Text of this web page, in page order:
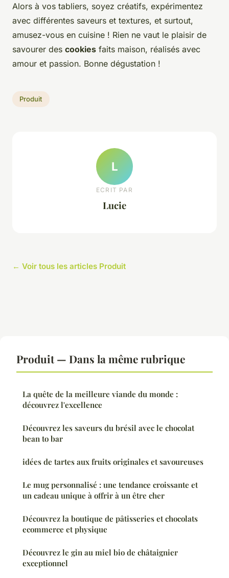
Alors à vos tabliers, soyez créatifs, expérimentez
avec différentes saveurs et textures, et surtout,
amusez-vous en cuisine ! Rien ne vaut le plaisir de
savourer des cookies faits maison, réalisés avec
amour et passion. Bonne dégustation !
Produit
L
ECRIT PAR
Lucie
← Voir tous les articles Produit
Produit — Dans la même rubrique
La quête de la meilleure viande du monde :
découvrez l'excellence
Découvrez les saveurs du brésil avec le chocolat
bean to bar
idées de tartes aux fruits originales et savoureuses
Le mug personnalisé : une tendance croissante et
un cadeau unique à offrir à un être cher
Découvrez la boutique de pâtisseries et chocolats
ecommerce et physique
Découvrez le gin au miel bio de châtaignier
exceptionnel